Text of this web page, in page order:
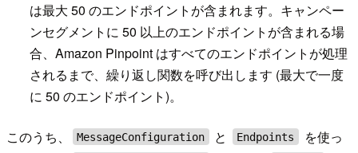
は最大 50 のエンドポイントが含まれます。キャンペー
ンセグメントに 50 以上のエンドポイントが含まれる場
合、Amazon Pinpoint はすべてのエンドポイントが処理
されるまで、繰り返し関数を呼び出します (最大で一度
に 50 のエンドポイント)。
このうち、 MessageConfiguration と Endpoints
を使っ